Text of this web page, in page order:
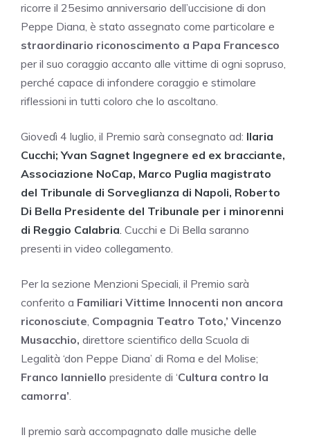
ricorre il 25esimo anniversario dell’uccisione di don
Peppe Diana, è stato assegnato come particolare e
straordinario riconoscimento a Papa Francesco
per il suo coraggio accanto alle vittime di ogni sopruso,
perché capace di infondere coraggio e stimolare
riflessioni in tutti coloro che lo ascoltano.
Giovedì 4 luglio, il Premio sarà consegnato ad: Ilaria
Cucchi; Yvan Sagnet Ingegnere ed ex bracciante,
Associazione NoCap, Marco Puglia magistrato
del Tribunale di Sorveglianza di Napoli, Roberto
Di Bella Presidente del Tribunale per i minorenni
di Reggio Calabria. Cucchi e Di Bella saranno
presenti in video collegamento.
Per la sezione Menzioni Speciali, il Premio sarà
conferito a Familiari Vittime Innocenti non ancora
riconosciute, Compagnia Teatro Toto,’ Vincenzo
Musacchio, direttore scientifico della Scuola di
Legalità ‘don Peppe Diana’ di Roma e del Molise;
Franco Ianniello presidente di ‘Cultura contro la
camorra’.
Il premio sarà accompagnato dalle musiche delle